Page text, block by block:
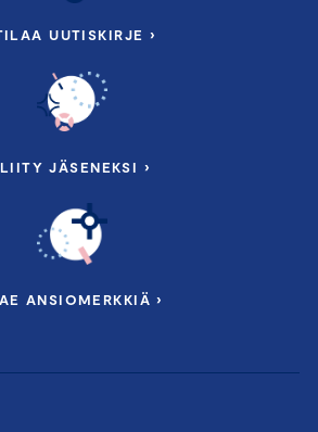
UUTISKIRJE ›
LIITY JÄSENEKSI ›
ANSIOMERKKIÄ ›